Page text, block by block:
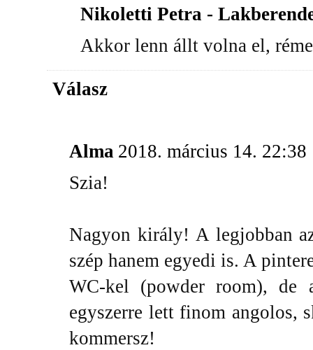
Nikoletti Petra -
Akkor lenn állt volna el,
Válasz
Alma 2018. március 14. 22:38
Szia!
Nagyon király! A legjobban
szép hanem egyedi is. A
WC-kel (powder room), de
egyszerre lett finom angolos,
kommersz!